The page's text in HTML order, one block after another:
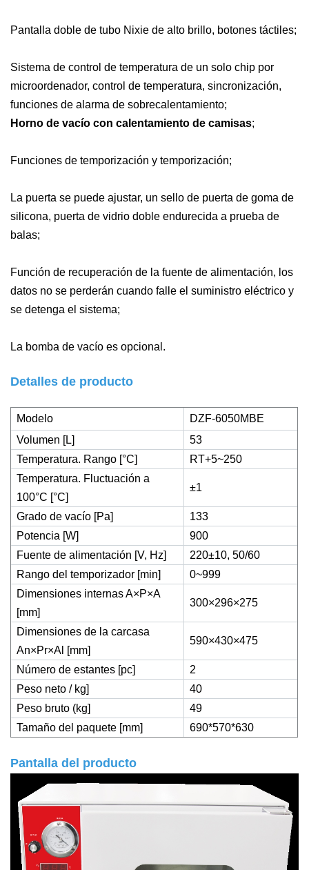
Pantalla doble de tubo Nixie de alto brillo, botones táctiles;
Sistema de control de temperatura de un solo chip por
microordenador, control de temperatura, sincronización,
funciones de alarma de sobrecalentamiento;
Horno de vacío con calentamiento de camisas;
Funciones de temporización y temporización;
La puerta se puede ajustar, un sello de puerta de goma de
silicona, puerta de vidrio doble endurecida a prueba de
balas;
Función de recuperación de la fuente de alimentación, los
datos no se perderán cuando falle el suministro eléctrico y
se detenga el sistema;
La bomba de vacío es opcional.
Detalles de producto
Modelo
DZF-6050MBE
Volumen [L]
53
Temperatura. Rango [°C]
RT+5~250
Temperatura. Fluctuación a
100°C [°C]
±1
Grado de vacío [Pa]
133
Potencia [W]
900
Fuente de alimentación [V, Hz]
220±10, 50/60
Rango del temporizador [min]
0~999
Dimensiones internas A×P×A
[mm]
300×296×275
Dimensiones de la carcasa
An×Pr×Al [mm]
590×430×475
Número de estantes [pc]
2
Peso neto / kg]
40
Peso bruto (kg]
49
Tamaño del paquete [mm]
690*570*630
Pantalla del producto